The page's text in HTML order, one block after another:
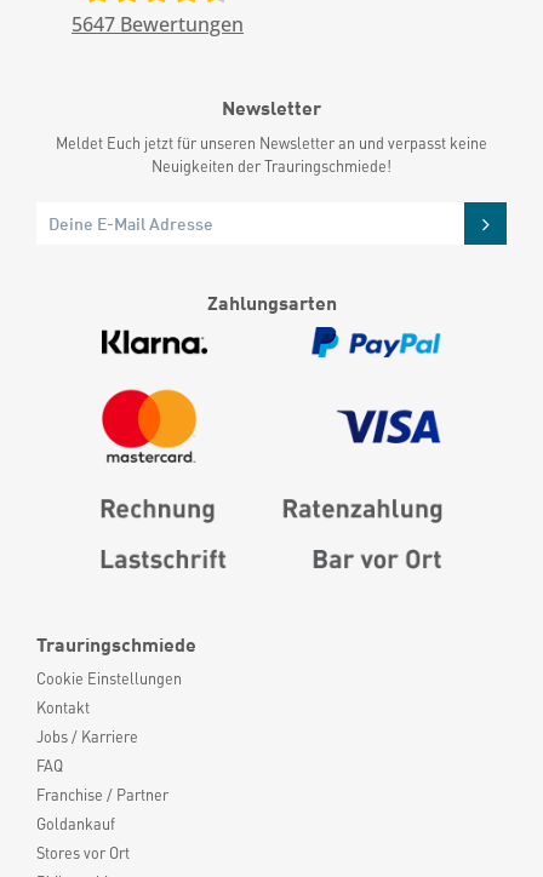
Trauringschmiede
Cookie Einstellungen
Kontakt
Jobs / Karriere
FAQ
Franchise / Partner
Goldankauf
Stores vor Ort
5647 Bewertungen
Newsletter
Meldet Euch jetzt für unseren Newsletter an und verpasst keine
Neuigkeiten der Trauringschmiede!
Zahlungsarten